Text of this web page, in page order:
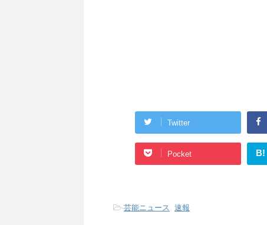
Twitter
Pocket B!
-芸能ニュース, 速報